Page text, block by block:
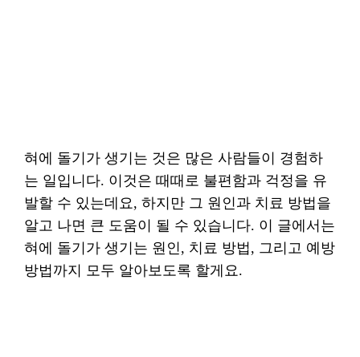
혀에 돌기가 생기는 것은 많은 사람들이 경험하
는 일입니다. 이것은 때때로 불편함과 걱정을 유
발할 수 있는데요, 하지만 그 원인과 치료 방법을
알고 나면 큰 도움이 될 수 있습니다. 이 글에서는
혀에 돌기가 생기는 원인, 치료 방법, 그리고 예방
방법까지 모두 알아보도록 할게요.